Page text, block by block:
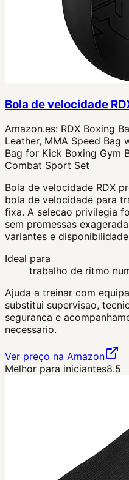
Bola de velocidade
Amazon.es: RDX Boxing
Leather, MMA Speed Bag
Bag for Kick Boxing Gym
Combat Sport Set
Bola de velocidade RDX
bola de velocidade para
fixa. A selecao privilegia
sem promessas
variantes e
Ideal para
trabalho de ritmo
Ajuda a treinar com
substitui supervisao,
seguranca e
necessario.
Ver preço na Amazon
Melhor para iniciantes8.5